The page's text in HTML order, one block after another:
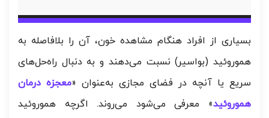
بسیاری از افراد هنگام مشاهده خون، آن را بلافاصله به
هموروئید (بواسیر) نسبت می‌دهند و به دنبال راه‌حل‌های
سریع یا آنچه در فضای مجازی به‌عنوان «معجزه درمان
هموروئید» معرفی می‌شود می‌روند. اگرچه هموروئید